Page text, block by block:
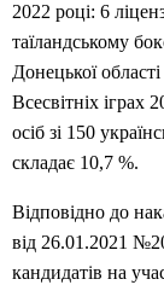
2022 році: 6
таїландському
Донецької
Всесвітніх
осіб зі 150
складає 10,7 %.
Відповідно до
від 26.01.2021
кандидатів на